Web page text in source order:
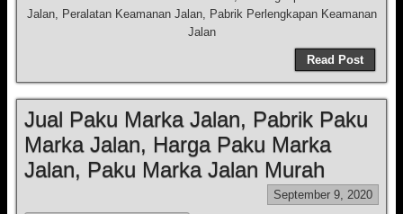
Jalan, Peralatan Keamanan Jalan, Pabrik Perlengkapan Keamanan
Jalan
Read Post
Jual Paku Marka Jalan, Pabrik Paku
Marka Jalan, Harga Paku Marka
Jalan, Paku Marka Jalan Murah
September 9, 2020